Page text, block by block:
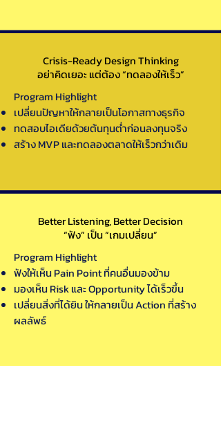
Crisis-Ready Design Thinking
อย่าคิดเยอะ แต่ต้อง “ทดลองให้เร็ว”
Program Highlight
เปลี่ยนปัญหาให้กลายเป็นโอกาสทางธุรกิจ
ทดสอบไอเดียด้วยต้นทุนต่ำก่อนลงทุนจริง
สร้าง MVP และทดลองตลาดให้เร็วกว่าเดิม
Better Listening, Better Decision
“ฟัง” เป็น “เกมเปลี่ยน”
Program Highlight
ฟังให้เห็น Pain Point ที่คนอื่นมองข้าม
มองเห็น Risk และ Opportunity ได้เร็วขึ้น
เปลี่ยนสิ่งที่ได้ยิน ให้กลายเป็น Action ที่สร้าง
ผลลัพธ์